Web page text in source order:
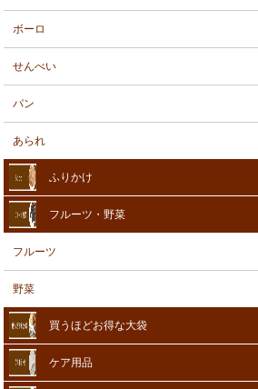
ボーロ
せんべい
パン
あられ
ふりかけ
フルーツ・野菜
フルーツ
野菜
買うほどお得な大袋
ケア用品